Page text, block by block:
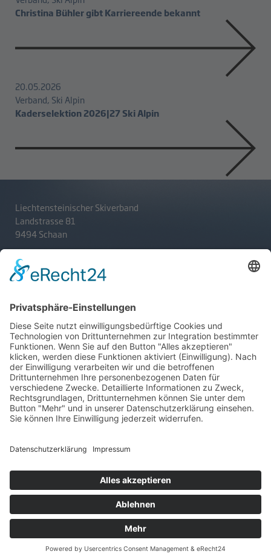
Christina Bühler gibt Karriereende bekannt
20.05.2026
Verband, Ski Alpin
Kaderselektion 2026|27 Ski Alpin
Liechtensteinischer Skiverband
Landstrasse 81
9494 Schaan
T+423 233 36 30
admin@lsv.li
Ski Alpin
Ski Nordisch
Winter-Highlights
Aktuelles
Verband
Aktion Pro Ski
Selektionsrichtlinien
Kontakt
Impressum
Datenschutz
Internationale Verbände
IBU